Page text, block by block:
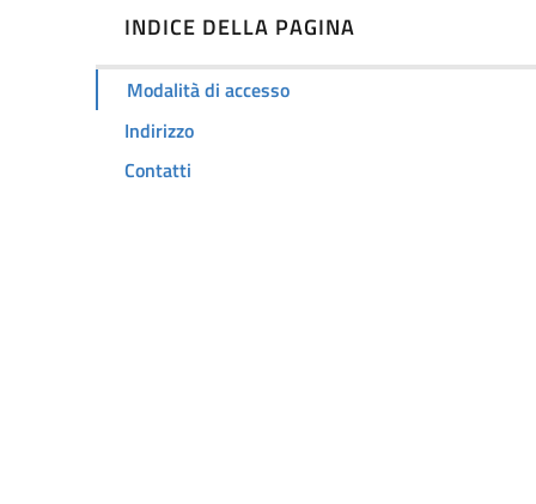
INDICE DELLA PAGINA
Modalità di accesso
Indirizzo
Contatti